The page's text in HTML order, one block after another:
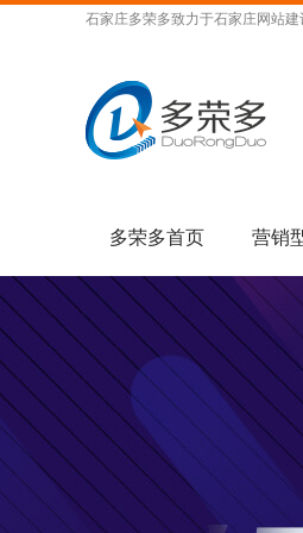
石家庄多荣多致力于石家庄网站
多荣多首页 营销